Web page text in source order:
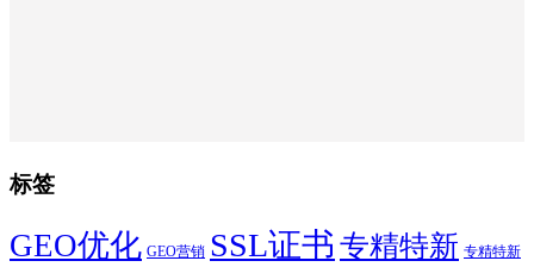
标签
GEO优化 GEO营销 SSL证书 专精特新 专精特新